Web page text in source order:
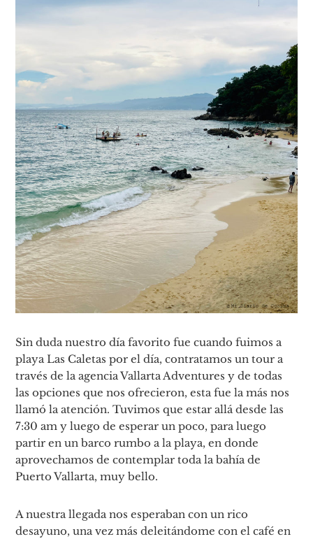
Sin duda nuestro día favorito fue cuando fuimos a
playa Las Caletas por el día, contratamos un tour a
través de la agencia Vallarta Adventures y de todas
las opciones que nos ofrecieron, esta fue la más nos
llamó la atención. Tuvimos que estar allá desde las
7:30 am y luego de esperar un poco, para luego
partir en un barco rumbo a la playa, en donde
aprovechamos de contemplar toda la bahía de
Puerto Vallarta, muy bello.
A nuestra llegada nos esperaban con un rico
desayuno, una vez más deleitándome con el café en